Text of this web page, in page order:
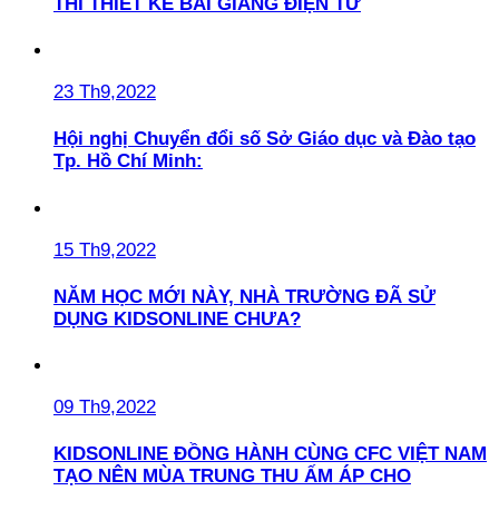
23 Th9,2022
Hội nghị Chuyển đổi số Sở Giáo dục và Đào tạo
Tp. Hồ Chí Minh:
15 Th9,2022
NĂM HỌC MỚI NÀY, NHÀ TRƯỜNG ĐÃ SỬ
DỤNG KIDSONLINE CHƯA?
09 Th9,2022
KIDSONLINE ĐỒNG HÀNH CÙNG CFC VIỆT NAM
TẠO NÊN MÙA TRUNG THU ẤM ÁP CHO